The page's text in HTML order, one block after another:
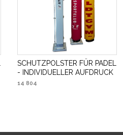
SCHUTZPOLSTER FÜR PADEL
- INDIVIDUELLER AUFDRUCK
14 804